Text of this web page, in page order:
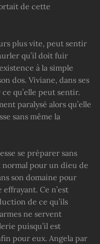
de cette
plus vite, peut sentir
qu’il doit fuir
à la simple
dos. Viviane, dans ses
qu’elle peut sentir.
paralysé alors qu’elle
sans même la
se préparer sans
normal pour un dieu de
son domaine pour
Ce n’est
de ce qu’ils
ne servent
puisqu’il est
pour eux. Angela par